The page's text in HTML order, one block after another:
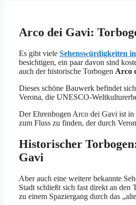
Arco dei Gavi:
Es gibt viele Sehenswürdigkeiten
besichtigen, ein paar davon sind
auch der historische Torbogen Arco
Dieses schöne Bauwerk befindet
Verona, die UNESCO-
Der Ehrenbogen Arco dei Gavi ist in
zum Fluss zu finden, der durch
Historischer
Gavi
Aber auch eine weitere bekannte
Stadt schließt sich fast direkt an den
zu einem Spaziergang durch das